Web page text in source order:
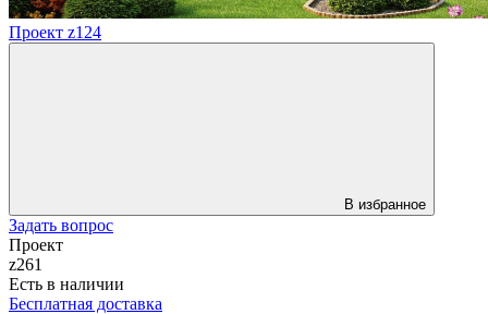
Проект z124
В избранное
Задать вопрос
Проект
z261
Есть в наличии
Бесплатная доставка